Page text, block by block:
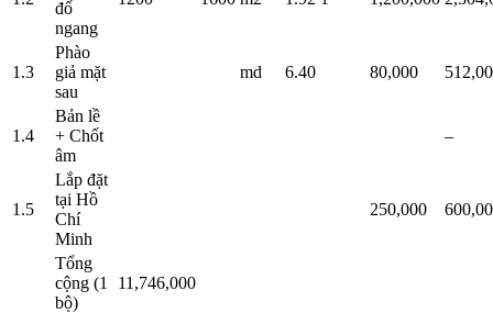
đố
ngang
1.3
Phào
giả mặt
sau
md 6.40 80,000
1.4
Bản lề
+ Chốt
âm
–
1.5
Lắp đặt
tại Hồ
Chí
Minh
250,000
Tổng
cộng (1
bộ)
11,746,000